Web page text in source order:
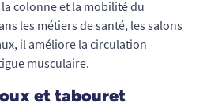
colonne et la mobilité du
les métiers de santé, les salons
il améliore la circulation
musculaire.
et tabouret